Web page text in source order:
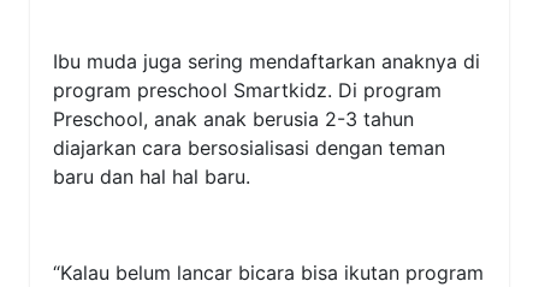
Ibu muda juga sering mendaftarkan anaknya di
program preschool Smartkidz. Di program
Preschool, anak anak berusia 2-3 tahun
diajarkan cara bersosialisasi dengan teman
baru dan hal hal baru.
“Kalau belum lancar bicara bisa ikutan program